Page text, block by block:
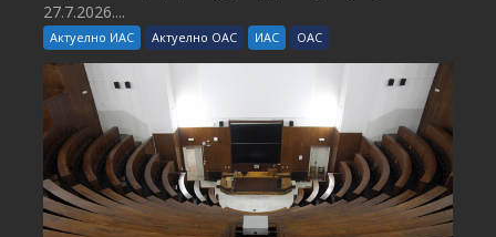
27.7.2026....
Актуелно ИАС Актуелно ОАС ИАС ОАС